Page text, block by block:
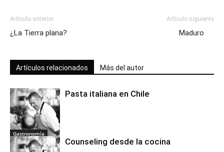
Artículo anterior
¿La Tierra plana?
Artículo siguiente
Maduro
Artículos relacionados Más del autor
Gastronomía
Pasta italiana en Chile
Counseling desde la cocina